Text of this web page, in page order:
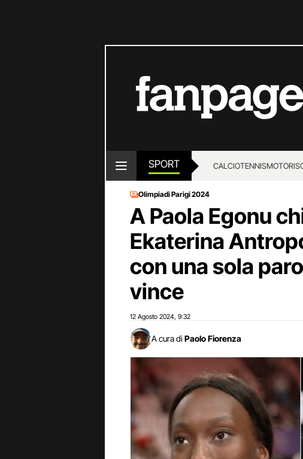
SPORT CALCIOTENNISMOTORI
Olimpiadi Parigi 2024
A Paola Egonu
Ekaterina
con una sola
vince
12 Agosto 2024 9:32
A cura di Paolo Fiorenza